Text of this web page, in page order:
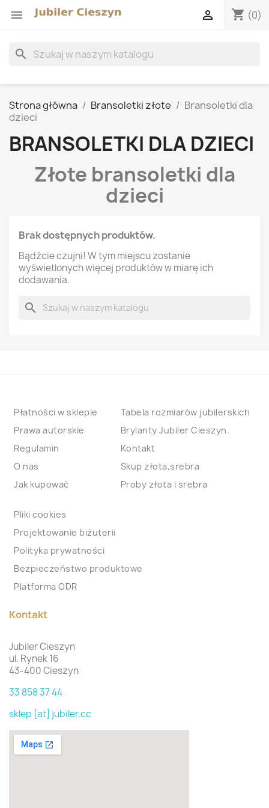
 shopping_cart (0)

search
Strona główna Bransoletki złote
Bransoletki dla
dzieci
BRANSOLETKI DLA DZIECI
Złote bransoletki dla
dzieci
Brak dostępnych produktów.
Bądźcie czujni! W tym miejscu zostanie
wyświetlonych więcej produktów w miarę ich
dodawania.
search
Płatności w sklepie
Prawa autorskie
Regulamin
O nas
Jak kupować
Tabela rozmiarów jubilerskich
Brylanty Jubiler Cieszyn.
Kontakt
Skup złota,srebra
Proby złota i srebra
Pliki cookies
Projektowanie biżuterii
Polityka prywatności
Bezpieczeństwo produktowe
Platforma ODR
Kontakt
Jubiler Cieszyn
ul. Rynek 16
43-400 Cieszyn
33 858 37 44
sklep [at] jubiler.cc